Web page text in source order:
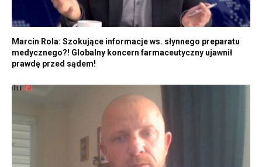
Marcin Rola: Szokujące informacje ws. słynnego preparatu
medycznego?! Globalny koncern farmaceutyczny ujawnił
prawdę przed sądem!